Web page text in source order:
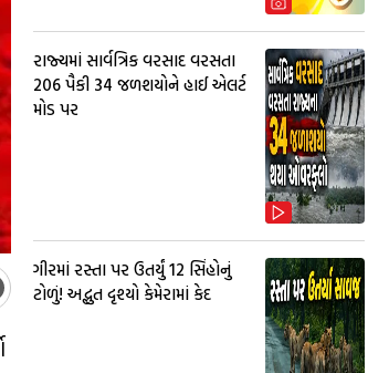
રાજ્યમાં સાર્વત્રિક વરસાદ વરસતા
206 પૈકી 34 જળશયોને હાઈ એલર્ટ
મોડ પર
ગીરમાં રસ્તા પર ઉતર્યું 12 સિંહોનું
ટોળું! અદ્ભુત દૃશ્યો કેમેરામાં કેદ